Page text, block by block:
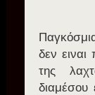
δεν ειναι
της